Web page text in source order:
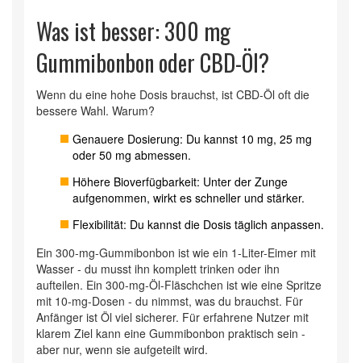
Was ist besser: 300 mg
Gummibonbon oder CBD-Öl?
Wenn du eine hohe Dosis brauchst, ist CBD-Öl oft die
bessere Wahl. Warum?
Genauere Dosierung: Du kannst 10 mg, 25 mg
oder 50 mg abmessen.
Höhere Bioverfügbarkeit: Unter der Zunge
aufgenommen, wirkt es schneller und stärker.
Flexibilität: Du kannst die Dosis täglich anpassen.
Ein 300-mg-Gummibonbon ist wie ein 1-Liter-Eimer mit
Wasser - du musst ihn komplett trinken oder ihn
aufteilen. Ein 300-mg-Öl-Fläschchen ist wie eine Spritze
mit 10-mg-Dosen - du nimmst, was du brauchst. Für
Anfänger ist Öl viel sicherer. Für erfahrene Nutzer mit
klarem Ziel kann eine Gummibonbon praktisch sein -
aber nur, wenn sie aufgeteilt wird.